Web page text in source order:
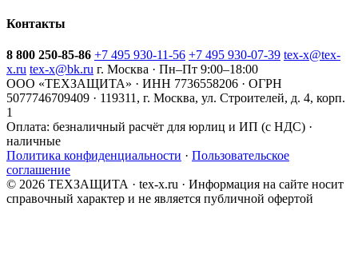
Контакты
8 800 250-85-86 +7 495 930-11-56 +7 495 930-07-39 tex-x@tex-
x.ru tex-x@bk.ru г. Москва · Пн–Пт 9:00–18:00
ООО «ТЕХЗАЩИТА» · ИНН 7736558206 · ОГРН
5077746709409 · 119311, г. Москва, ул. Строителей, д. 4, корп.
1
Оплата: безналичный расчёт для юрлиц и ИП (с НДС) ·
наличные
Политика конфиденциальности · Пользовательское
соглашение
© 2026 ТЕХЗАЩИТА · tex-x.ru · Информация на сайте носит
справочный характер и не является публичной офертой